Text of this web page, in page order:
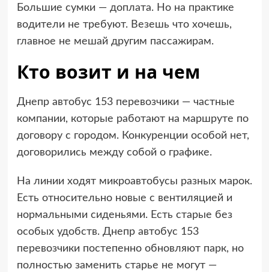
Большие сумки — доплата. Но на практике
водители не требуют. Везешь что хочешь,
главное не мешай другим пассажирам.
Кто возит и на чем
Днепр автобус 153 перевозчики — частные
компании, которые работают на маршруте по
договору с городом. Конкуренции особой нет,
договорились между собой о графике.
На линии ходят микроавтобусы разных марок.
Есть относительно новые с вентиляцией и
нормальными сиденьями. Есть старые без
особых удобств. Днепр автобус 153
перевозчики постепенно обновляют парк, но
полностью заменить старье не могут —